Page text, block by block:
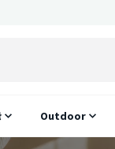
Outdoor